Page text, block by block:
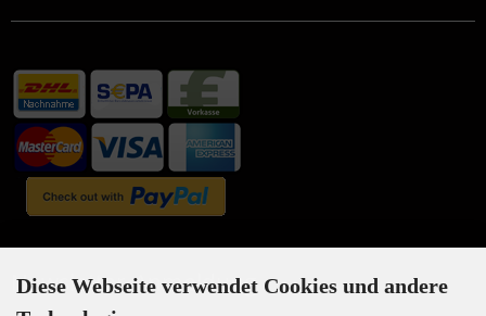
Newsletter-Anmeldung
Diese Webseite verwendet Cookies und andere